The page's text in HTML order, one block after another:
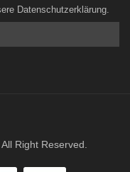
Datenschutzerklärung.
Right Reserved.